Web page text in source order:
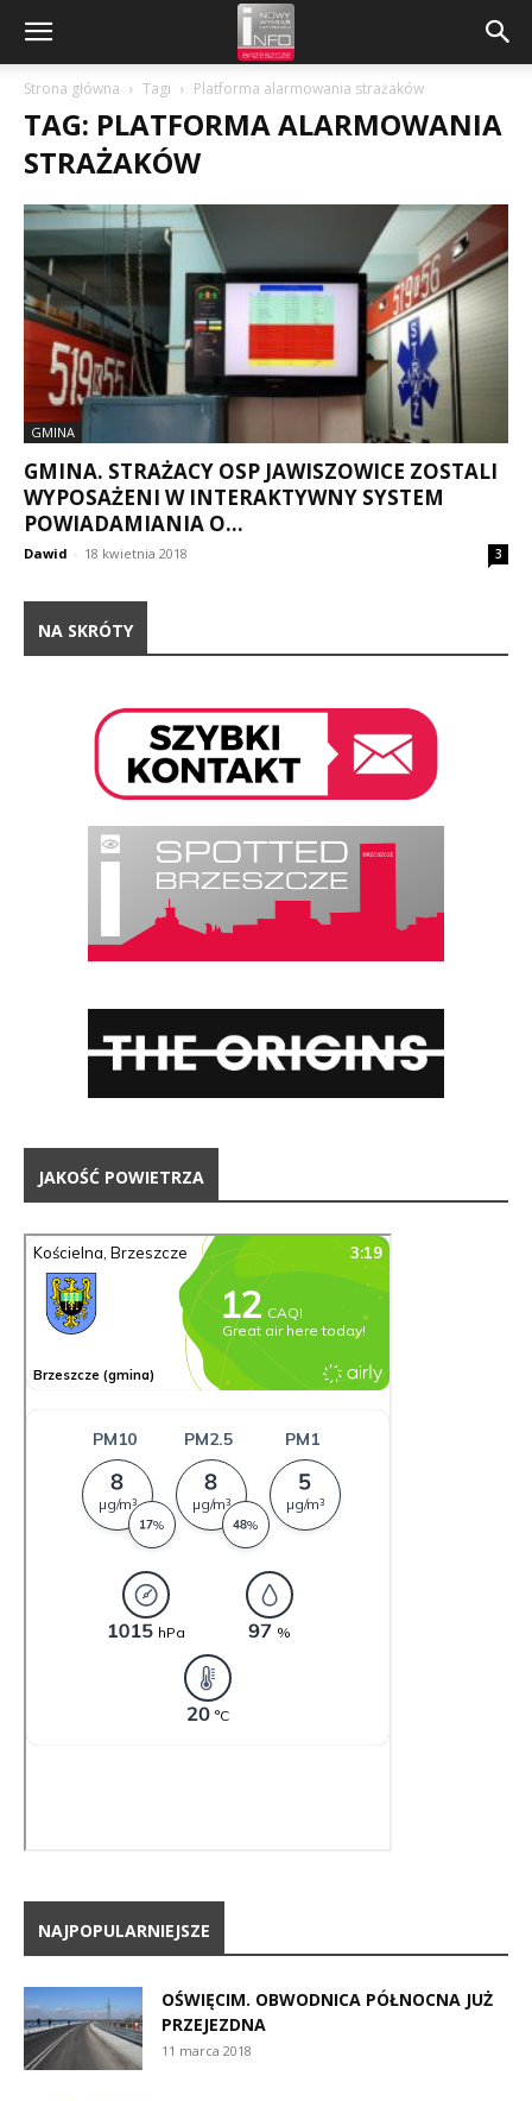
Strona główna Tagi Platforma alarmowania strażaków
TAG: PLATFORMA ALARMOWANIA
STRAŻAKÓW
GMINA
GMINA. STRAŻACY OSP JAWISZOWICE ZOSTALI
WYPOSAŻENI W INTERAKTYWNY SYSTEM
POWIADAMIANIA O...
Dawid - 18 kwietnia 2018 3
NA SKRÓTY
JAKOŚĆ POWIETRZA
NAJPOPULARNIEJSZE
OŚWIĘCIM. OBWODNICA PÓŁNOCNA JUŻ
PRZEJEZDNA
11 marca 2018